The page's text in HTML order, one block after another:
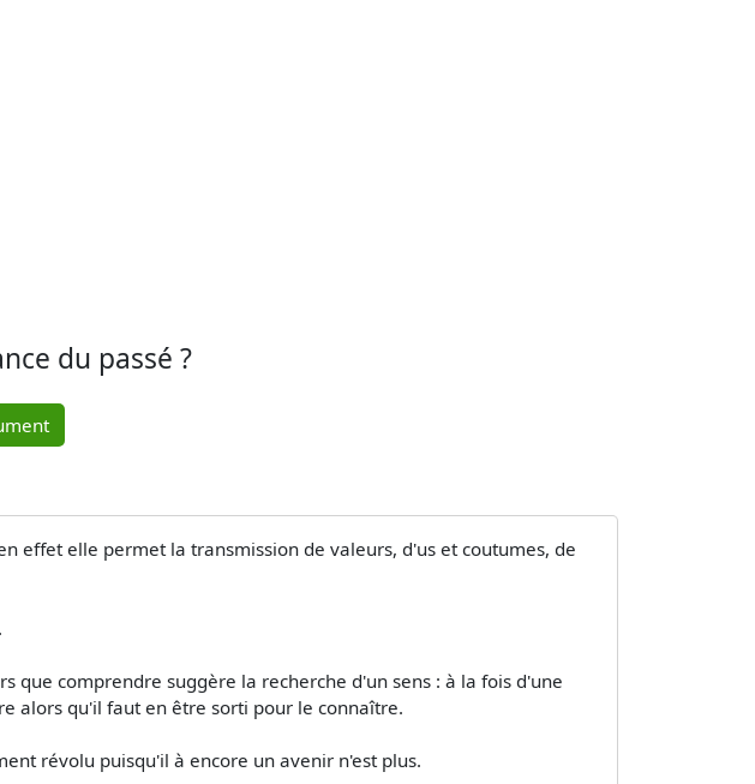
du passé ?
effet elle permet la transmission de valeurs, d'us et coutumes, de
que comprendre suggère la recherche d'un sens : à la fois d'une
alors qu'il faut en être sorti pour le connaître.
révolu puisqu'il à encore un avenir n'est plus.